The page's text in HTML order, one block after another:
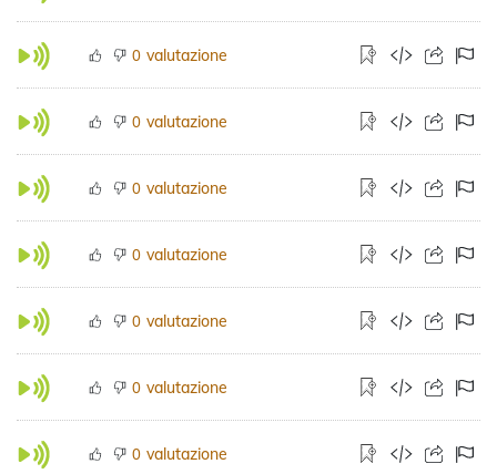
0 valutazione
0 valutazione
0 valutazione
0 valutazione
0 valutazione
0 valutazione
0 valutazione